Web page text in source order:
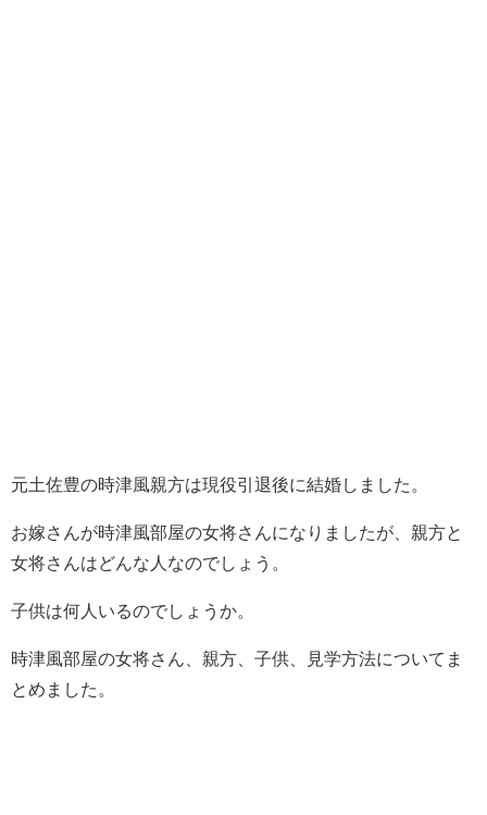
元土佐豊の時津風親方は現役引退後に結婚しました。
お嫁さんが時津風部屋の女将さんになりましたが、親方と
女将さんはどんな人なのでしょう。
子供は何人いるのでしょうか。
時津風部屋の女将さん、親方、子供、見学方法についてま
とめました。